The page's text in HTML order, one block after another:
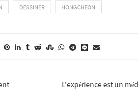
DESSINER HONGCHEON
L'expérience est un